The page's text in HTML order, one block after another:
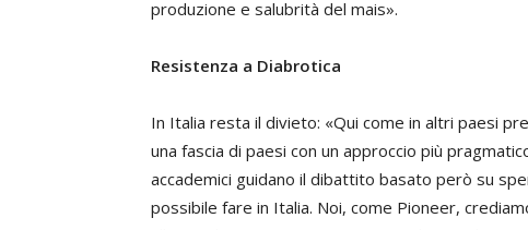
produzione e salubrità del mais».
Resistenza a Diabrotica
In Italia resta il divieto: «Qui come in altri paesi
una fascia di paesi con un approccio più
accademici guidano il dibattito basato però su
possibile fare in Italia. Noi, come Pioneer,